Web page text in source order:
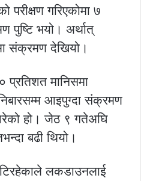
गरिएकोमा ७
पुष्टि भयो। अर्थात्
संक्रमण देखियो।
मानिसमा
आइपुग्दा संक्रमण
हो। जेठ ९ गतेअघि
बढी थियो।
लकडाउनलाई